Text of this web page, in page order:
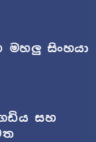
මහලු සිංහයා
සහ